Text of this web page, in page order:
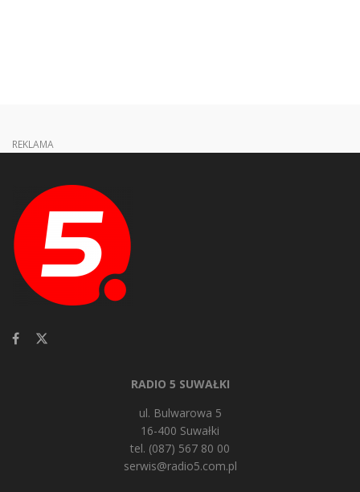
REKLAMA
RADIO 5 SUWAŁKI
ul. Bulwarowa 5
16-400 Suwałki
tel. (087) 567 80 00
serwis@radio5.com.pl